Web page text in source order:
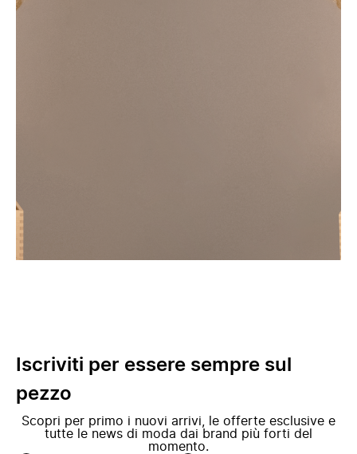
Iscriviti per essere sempre sul
pezzo
Scopri per primo i nuovi arrivi, le offerte esclusive e
tutte le news di moda dai brand più forti del
momento.